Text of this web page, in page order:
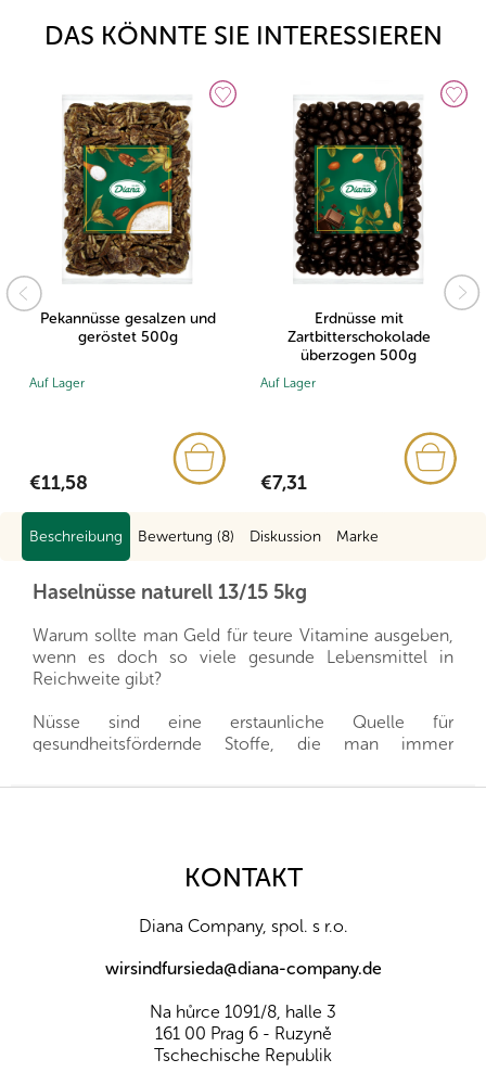
DAS KÖNNTE SIE INTERESSIEREN
Pekannüsse gesalzen und
geröstet 500g
Auf Lager
€11,58
Erdnüsse mit
Zartbitterschokolade
überzogen 500g
Auf Lager
€7,31
Beschreibung Bewertung (8) Diskussion Marke
Haselnüsse naturell 13/15 5kg
Warum sollte man Geld für teure Vitamine ausgeben,
wenn es doch so viele gesunde Lebensmittel in
Reichweite gibt?
Nüsse sind eine erstaunliche Quelle für
gesundheitsfördernde Stoffe, die man immer
hervorragend. Sie sind ein gesunder und schneller
Wir importieren alle unsere Nüsse direkt aus den
und des fairen Umgangs mit unseren Lieferanten sind
wir oft in der Lage, exklusive Vertretungen direkt von
Landwirten und Anbauern der besten Nüsse und
Früchte aus der ganzen Welt zu erhalten. Aus diesem
Grund liefern wir die besten Waren für Sie und Ihre
KONTAKT
Diana Company, spol. s r.o.
wirsindfursieda@diana-company.de
Na hůrce 1091/8, halle 3
161 00 Prag 6 - Ruzyně
Tschechische Republik